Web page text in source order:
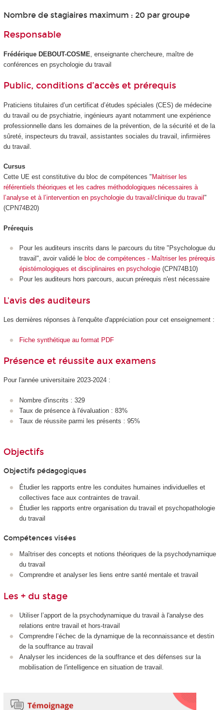
Nombre de stagiaires maximum : 20 par groupe
Responsable
Frédérique DEBOUT-COSME , enseignante chercheure, maître de
conférences en psychologie du travail
Public, conditions d’accès et prérequis
Praticiens titulaires d’un certificat d’études spéciales (CES) de médecine
du travail ou de psychiatrie, ingénieurs ayant notamment une expérience
professionnelle dans les domaines de la prévention, de la sécurité et de la
sûreté, inspecteurs du travail, assistantes sociales du travail, infirmières
du travail.
Cursus
Cette UE est constitutive du bloc de compétences " Maitriser les
référentiels théoriques et les cadres méthodologiques nécessaires à
l’analyse et à l’intervention en psychologie du travail/clinique du travail "
(CPN74B20)
Prérequis
Pour les auditeurs inscrits dans le parcours du titre "Psychologue du
travail", avoir validé le bloc de compétences - Maîtriser les prérequis
épistémologiques et disciplinaires en psychologie (CPN74B10)
Pour les auditeurs hors parcours, aucun prérequis n'est nécessaire
L'avis des auditeurs
Les dernières réponses à l'enquête d'appréciation pour cet enseignement :
Fiche synthétique au format PDF
Présence et réussite aux examens
Pour l'année universitaire 2023-2024 :
Nombre d'inscrits : 329
Taux de présence à l'évaluation : 83%
Taux de réussite parmi les présents : 95%
Objectifs
Objectifs pédagogiques
Étudier les rapports entre les conduites humaines individuelles et
collectives face aux contraintes de travail.
Étudier les rapports entre organisation du travail et psychopathologie
du travail
Compétences visées
Maîtriser des concepts et notions théoriques de la psychodynamique
du travail
Comprendre et analyser les liens entre santé mentale et travail
Les + du stage
Utiliser l’apport de la psychodynamique du travail à l'analyse des
relations entre travail et hors-travail
Comprendre l’échec de la dynamique de la reconnaissance et destin
de la souffrance au travail
Analyser les incidences de la souffrance et des défenses sur la
mobilisation de l'intelligence en situation de travail.